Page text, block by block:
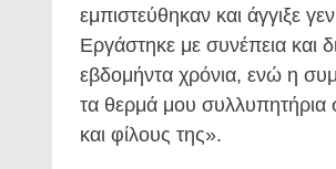
εμπιστεύθηκαν και άγγιξε
Εργάστηκε με συνέπεια και
εβδομήντα χρόνια, ενώ η
τα θερμά μου συλλυπητήρια
και φίλους της».